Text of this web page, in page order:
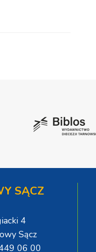
SĄCZ
4
Sącz
06 00